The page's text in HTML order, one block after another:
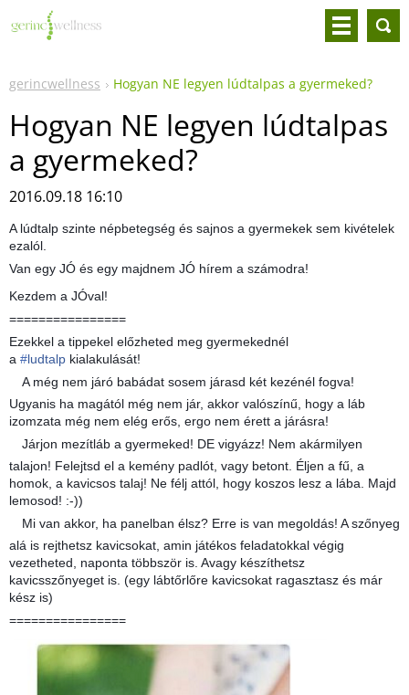
gerincwellness Hogyan NE legyen lúdtalpas a gyermeked?
Hogyan NE legyen lúdtalpas
a gyermeked?
2016.09.18 16:10
A lúdtalp szinte népbetegség és sajnos a gyermekek sem kivételek
ezalól.
Van egy JÓ és egy majdnem JÓ hírem a számodra!
Kezdem a JÓval!
================
Ezekkel a tippekel előzheted meg gyermekednél
a #ludtalp kialakulását!
A még nem járó babádat sosem járasd két kezénél fogva!
Ugyanis ha magától még nem jár, akkor valószínű, hogy a láb
izomzata még nem elég erős, ergo nem érett a járásra!
Járjon mezítláb a gyermeked! DE vigyázz! Nem akármilyen
talajon! Felejtsd el a kemény padlót, vagy betont. Éljen a fű, a
homok, a kavicsos talaj! Ne félj attól, hogy koszos lesz a lába. Majd
lemosod! :-))
Mi van akkor, ha panelban élsz? Erre is van megoldás! A szőnyeg
alá is rejthetsz kavicsokat, amin játékos feladatokkal végig
vezetheted, naponta többször is. Avagy készíthetsz
kavicsszőnyeget is. (egy lábtőrlőre kavicsokat ragasztasz és már
kész is)
================